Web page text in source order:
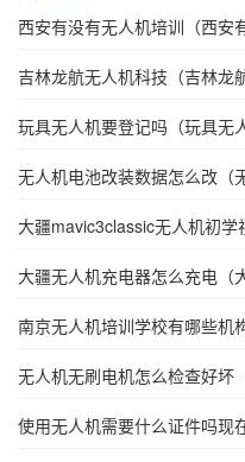
西安有没有无人机培训（西安
吉林龙航无人机科技（吉林龙
玩具无人机要登记吗（玩具无
无人机电池改装数据怎么改（
大疆mavic3classic无人机初学
大疆无人机充电器怎么充电（
南京无人机培训学校有哪些机
无人机无刷电机怎么检查好坏
使用无人机需要什么证件吗现